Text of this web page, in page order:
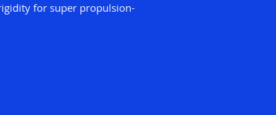
for super propulsion-